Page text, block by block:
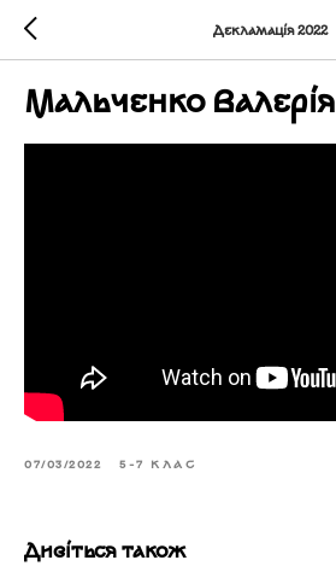
Декламація 2022
Мальченко Валерія
07/03/2022 5-7 КЛАС
Дивіться також